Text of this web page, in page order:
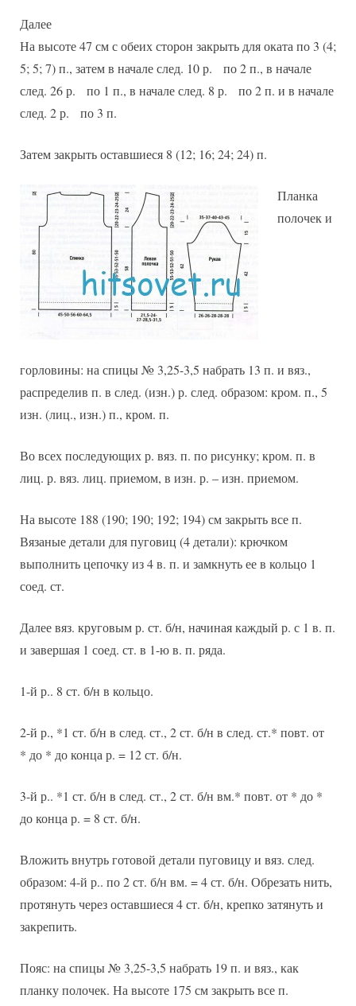
Далее
На высоте 47 см с обеих сторон закрыть для оката по 3 (4;
5; 5; 7) п., затем в начале след. 10 р. по 2 п., в начале
след. 26 р. по 1 п., в начале след. 8 р. по 2 п. и в начале
след. 2 р. по 3 п.
Затем закрыть оставшиеся 8 (12; 16; 24; 24) п.
Планка
полочек и
горловины: на спицы № 3,25-3,5 набрать 13 п. и вяз.,
распределив п. в след. (изн.) р. след. образом: кром. п., 5
изн. (лиц., изн.) п., кром. п.
Во всех последующих р. вяз. п. по рисунку; кром. п. в
лиц. р. вяз. лиц. приемом, в изн. р. – изн. приемом.
На высоте 188 (190; 190; 192; 194) см закрыть все п.
Вязаные детали для пуговиц (4 детали): крючком
выполнить цепочку из 4 в. п. и замкнуть ее в кольцо 1
соед. ст.
Далее вяз. круговым р. ст. б/н, начиная каждый р. с 1 в. п.
и завершая 1 соед. ст. в 1-ю в. п. ряда.
1-й р.. 8 ст. б/н в кольцо.
2-й р., *1 ст. б/н в след. ст., 2 ст. б/н в след. ст.* повт. от
* до * до конца р. = 12 ст. б/н.
3-й р.. *1 ст. б/н в след. ст., 2 ст. б/н вм.* повт. от * до *
до конца р. = 8 ст. б/н.
Вложить внутрь готовой детали пуговицу и вяз. след.
образом: 4-й р.. по 2 ст. б/н вм. = 4 ст. б/н. Обрезать нить,
протянуть через оставшиеся 4 ст. б/н, крепко затянуть и
закрепить.
Пояс: на спицы № 3,25-3,5 набрать 19 п. и вяз., как
планку полочек. На высоте 175 см закрыть все п.